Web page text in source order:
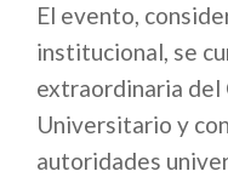
El evento,
institucional, se
extraordinaria del
Universitario y
autoridades